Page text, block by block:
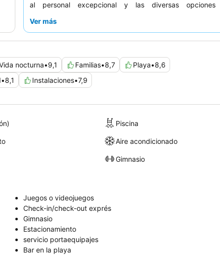
al personal excepcional y las diversas opciones
restaurante francés. Para una experiencia
Ver más
nocturna•9,1 Familias•8,7 Playa•8,6
•8,1 Instalaciones•7,9
Piscina
Aire acondicionado
Gimnasio
Juegos o videojuegos
Check-in/check-out exprés
Gimnasio
Estacionamiento
servicio portaequipajes
Bar en la playa